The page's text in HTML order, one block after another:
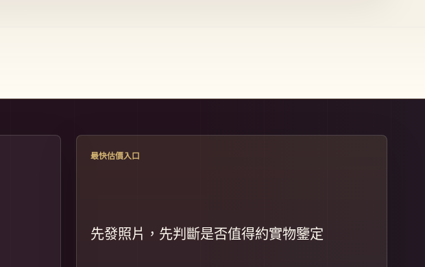
最快估價入口
先發照片，先判斷是否值得約實物鑒定